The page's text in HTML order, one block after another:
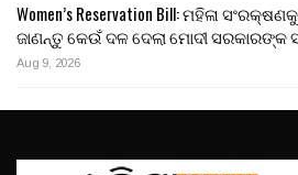
Women’s Reservation Bill: ମହିଳା
ଜାଣନ୍ତୁ କେଉଁ ଦଳ ଦେଲା ମୋଦୀ ସରକାରଙ୍କ
Aug 9, 2026